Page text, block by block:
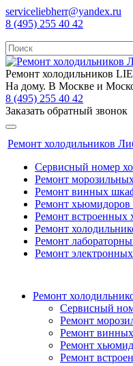
serviceliebherr@yandex.ru
8 (495) 255 40 42
Ремонт холодильников
На дому. В Москве и
8 (495) 255 40 42
Заказать обратный звонок
Ремонт холодильников
Сервисный номер
Ремонт
Ремонт винных
Ремонт хьюмидоров
Ремонт встроенных
Ремонт
Ремонт
Ремонт
Ремонт
Сервисный
Ремонт
Ремонт
Ремонт
Ремонт